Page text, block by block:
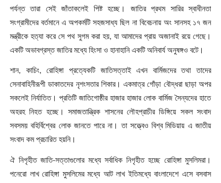
পর্যন্ত তারা সেই জাঁতাকলেই পিষ্ট হচ্ছে। জাতির প্রথম সারির স্বাধীনতা
সংগ্রামীদের বর্তমানে এ অপকর্মটি সহজসাধ্য ছিল না বিবেচনায় অং সানসহ ১৭ জন
মন্ত্রীকে হত্যা করে সে পথ সুগম করা হয়, যা আমাদের প্রায় অজানাই রয়ে গেছে।
একটি অভাবগ্রস্ত জাতির মধ্যে হিংসা ও হানাহানি একটি অনিবার্য অনুষঙ্গও বটে।
শান, কাচিং,রোহিঙ্গা প্রত্যেকটি জাতিসত্তাই এখন বার্মিজদের তথা তাদের
সেনাবাহিনীরূপী ডাকাতদের নৃশংসতার শিকার। একমাত্র গোঁড়া বৌদ্ধরা ছাড়া অপর
সকলেই নির্যাতিত। প্রতিটি জাতিগোষ্ঠীর হাজার হাজার লোক বার্মিজ সৈন্যদের হাতে
অহরহ নিহত হচ্ছে। সমাজতান্ত্রিক শাসনের লৌহপ্রাচীর ডিঙ্গিয়ে সকল সংবাদ
সবসময় বহির্বিশ্বের লোক জানতে পারে না। তা সত্ত্বেও বিশ্ব মিডিয়ায় এ জাতীয়
সংবাদ কম প্রচারিত হয়নি।
ঐ নিগৃহীত জাতি-সত্তাগুলোর মধ্যে সর্বাধিক নিগৃহীত হচ্ছে রোহিঙ্গা মুসলিমরা।
পনেরো লাখ রোহিঙ্গা মুসলিমের মধ্যে আট লাখ ইতিমধ্যে বাংলাদেশে এসে বসবাস